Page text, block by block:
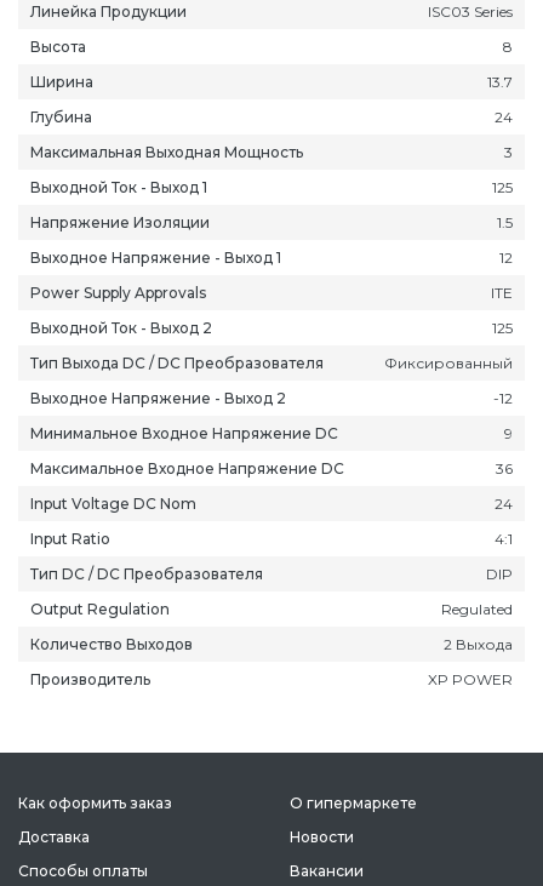
Линейка Продукции
ISC03 Series
Высота
8
Ширина
13.7
Глубина
24
Максимальная Выходная Мощность
3
Выходной Ток - Выход 1
125
Напряжение Изоляции
1.5
Выходное Напряжение - Выход 1
12
Power Supply Approvals
ITE
Выходной Ток - Выход 2
125
Тип Выхода DC / DC Преобразователя
Фиксированный
Выходное Напряжение - Выход 2
-12
Минимальное Входное Напряжение DC
9
Максимальное Входное Напряжение DC
36
Input Voltage DC Nom
24
Input Ratio
4:1
Тип DC / DC Преобразователя
DIP
Output Regulation
Regulated
Количество Выходов
2 Выхода
Производитель
XP POWER
Как оформить заказ
Доставка
Способы оплаты
О гипермаркете
Новости
Вакансии